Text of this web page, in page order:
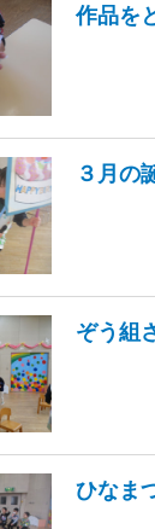
作品を
３月の
ぞう組
ひなま